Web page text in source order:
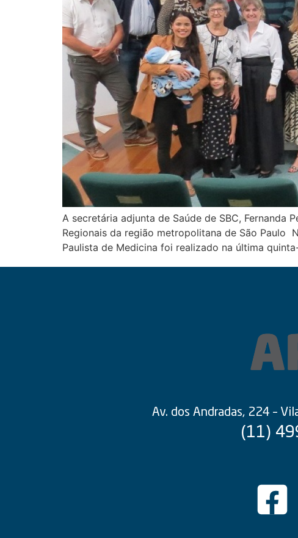
A secretária adjunta de Saúde de SBC, Fernanda
Regionais da região metropolitana de São Paulo
Paulista de Medicina foi realizado na última
Av. dos Andradas, 224 –
(11)